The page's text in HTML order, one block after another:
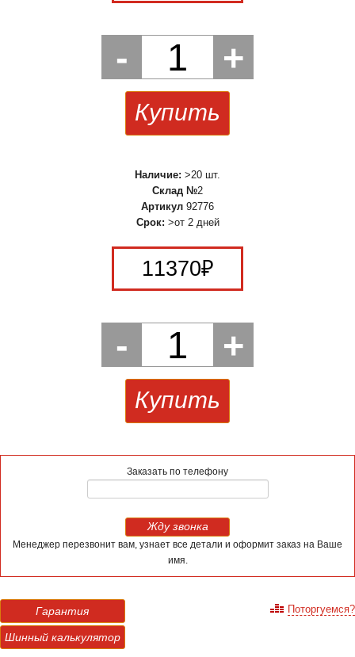
- 1 +
Купить
Наличие: >20 шт.
Склад №2
Артикул 92776
Срок: >от 2 дней
11370₽
- 1 +
Купить
Заказать по телефону
Жду звонка
Менеджер перезвонит вам, узнает все детали и оформит заказ на Ваше
имя.
Гарантия
Шинный калькулятор
Поторгуемся?